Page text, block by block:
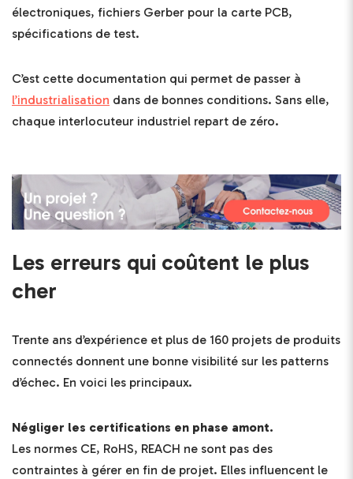
électroniques, fichiers Gerber pour la carte PCB,
spécifications de test.
C’est cette documentation qui permet de passer à
l’industrialisation dans de bonnes conditions. Sans elle,
chaque interlocuteur industriel repart de zéro.
Les erreurs qui coûtent le plus
cher
Trente ans d’expérience et plus de 160 projets de produits
connectés donnent une bonne visibilité sur les patterns
d’échec. En voici les principaux.
Négliger les certifications en phase amont.
Les normes CE, RoHS, REACH ne sont pas des
contraintes à gérer en fin de projet. Elles influencent le